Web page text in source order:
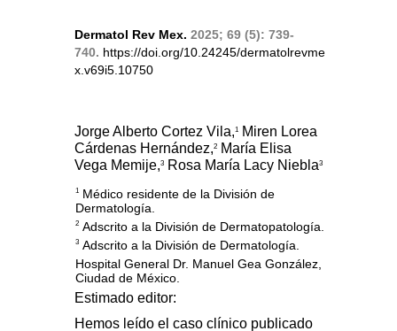
Dermatol Rev Mex. 2025; 69 (5): 739-
740. https://doi.org/10.24245/dermatolrevme
x.v69i5.10750
Jorge Alberto Cortez Vila,1
Miren Lorea
Cárdenas Hernández,2
María Elisa
Vega Memije,3 Rosa María Lacy Niebla3
1 Médico residente de la División de
Dermatología.
2 Adscrito a la División de Dermatopatología.
3 Adscrito a la División de Dermatología.
Hospital General Dr. Manuel Gea González,
Ciudad de México.
Estimado editor:
Hemos leído el caso clínico publicado